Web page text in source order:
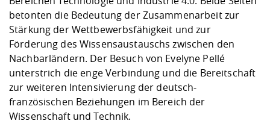
betonten die Bedeutung der Zusammenarbeit zur
Stärkung der Wettbewerbsfähigkeit und zur
Förderung des Wissensaustauschs zwischen den
Nachbarländern. Der Besuch von Evelyne Pellé
unterstrich die enge Verbindung und die Bereitschaft
zur weiteren Intensivierung der deutsch-
französischen Beziehungen im Bereich der
Wissenschaft und Technik.